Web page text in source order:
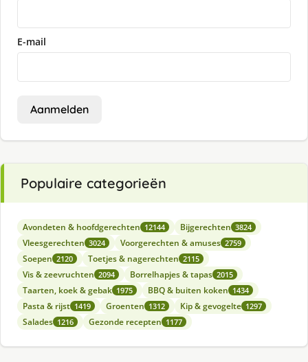
E-mail
Aanmelden
Populaire categorieën
Avondeten & hoofdgerechten 12144 Bijgerechten 3824
Vleesgerechten 3024 Voorgerechten & amuses 2759
Soepen 2120 Toetjes & nagerechten 2115
Vis & zeevruchten 2094 Borrelhapjes & tapas 2015
Taarten, koek & gebak 1975 BBQ & buiten koken 1434
Pasta & rijst 1419 Groenten 1312 Kip & gevogelte 1297
Salades 1216 Gezonde recepten 1177